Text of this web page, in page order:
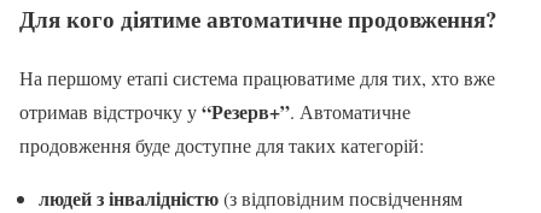
Для кого діятиме автоматичне продовження?
На першому етапі система працюватиме для тих, хто вже
отримав відстрочку у“Резерв+”. Автоматичне
продовження буде доступне для таких категорій:
людей з інвалідністю(з відповідним посвідченням